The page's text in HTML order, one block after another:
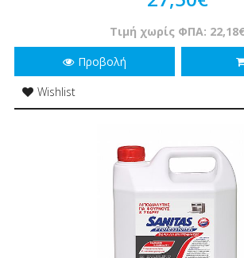
Τιμή χωρίς ΦΠΑ: 22,18€
Προβολή
Wishlist